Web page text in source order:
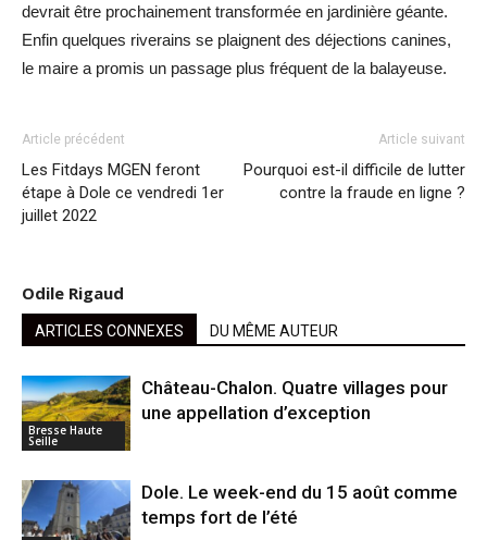
devrait être prochainement transformée en jardinière géante.
Enfin quelques riverains se plaignent des déjections canines,
le maire a promis un passage plus fréquent de la balayeuse.
Article précédent
Les Fitdays MGEN feront
étape à Dole ce vendredi 1er
juillet 2022
Article suivant
Pourquoi est-il difficile de lutter
contre la fraude en ligne ?
Odile Rigaud
ARTICLES CONNEXES DU MÊME AUTEUR
Bresse Haute
Seille
Château-Chalon. Quatre villages pour
une appellation d’exception
Dole. Le week-end du 15 août comme
temps fort de l’été